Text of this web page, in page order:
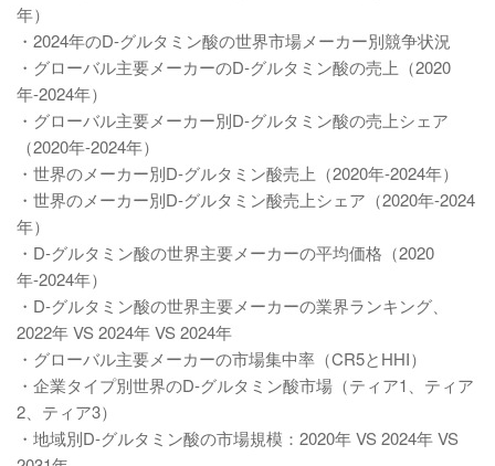
年）
・2024年のD-グルタミン酸の世界市場メーカー別競争状況
・グローバル主要メーカーのD-グルタミン酸の売上（2020
年-2024年）
・グローバル主要メーカー別D-グルタミン酸の売上シェア
（2020年-2024年）
・世界のメーカー別D-グルタミン酸売上（2020年-2024年）
・世界のメーカー別D-グルタミン酸売上シェア（2020年-2024
年）
・D-グルタミン酸の世界主要メーカーの平均価格（2020
年-2024年）
・D-グルタミン酸の世界主要メーカーの業界ランキング、
2022年 VS 2024年 VS 2024年
・グローバル主要メーカーの市場集中率（CR5とHHI）
・企業タイプ別世界のD-グルタミン酸市場（ティア1、ティア
2、ティア3）
・地域別D-グルタミン酸の市場規模：2020年 VS 2024年 VS